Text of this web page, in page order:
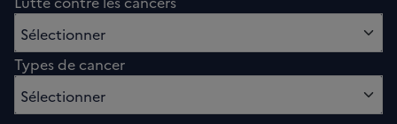
Sélectionner0 option sélectionnés
Types de cancer
Sélectionner0 option sélectionnés